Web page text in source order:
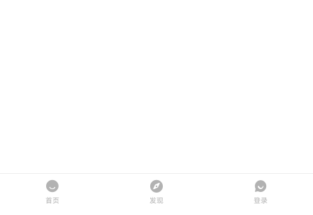
首页 发现 登录